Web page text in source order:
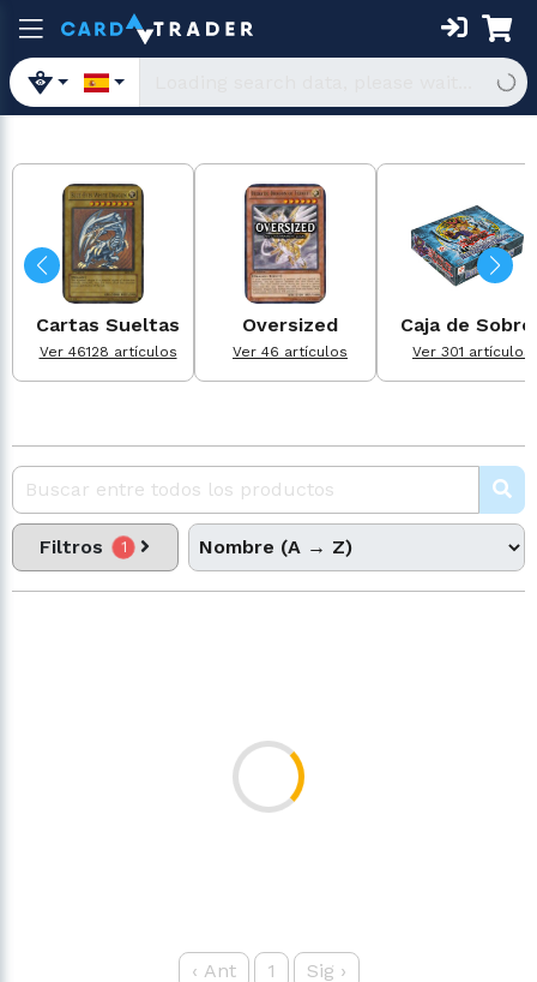
Cartas Sueltas
Ver 46128 artículos
Oversized
Ver 46 artículos
Caja de
Ver 301 artículos
Filtros 1
‹ Ant 1 Sig ›